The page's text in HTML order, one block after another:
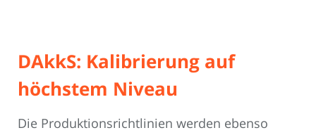
DAkkS: Kalibrierung auf
höchstem Niveau
Die Produktionsrichtlinien werden ebenso